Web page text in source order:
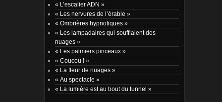
« L’escalier ADN »
« Les nervures de l’érable »
« Ombrières hypnotiques »
« Les lampadaires qui soufflaient des
nuages »
« Les palmiers pinceaux »
« Coucou ! »
« La fleur de nuages »
« Au spectacle »
« La lumière est au bout du tunnel »